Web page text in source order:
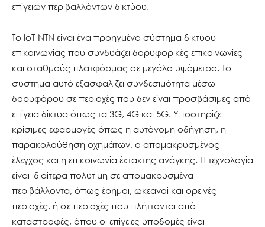
επίγειων περιβαλλόντων δικτύου.
Το IoT-NTN είναι ένα προηγμένο σύστημα δικτύου
επικοινωνίας που συνδυάζει δορυφορικές επικοινωνίες
και σταθμούς πλατφόρμας σε μεγάλο υψόμετρο. Το
σύστημα αυτό εξασφαλίζει συνδεσιμότητα μέσω
δορυφόρου σε περιοχές που δεν είναι προσβάσιμες από
επίγεια δίκτυα όπως τα 3G, 4G και 5G. Υποστηρίζει
κρίσιμες εφαρμογές όπως η αυτόνομη οδήγηση, η
παρακολούθηση οχημάτων, ο απομακρυσμένος
έλεγχος και η επικοινωνία έκτακτης ανάγκης. Η τεχνολογία
είναι ιδιαίτερα πολύτιμη σε απομακρυσμένα
περιβάλλοντα, όπως έρημοι, ωκεανοί και ορεινές
περιοχές, ή σε περιοχές που πλήττονται από
καταστροφές, όπου οι επίγειες υποδομές είναι